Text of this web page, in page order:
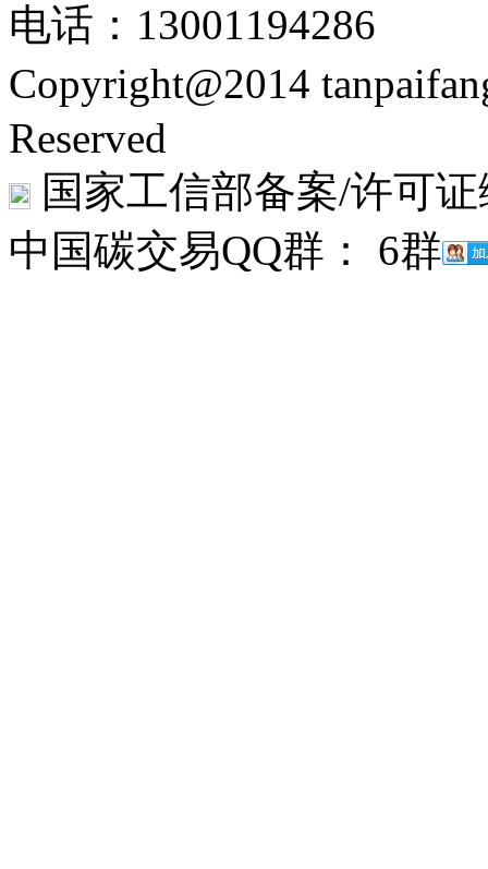
电话：13001194286
Copyright@2014
Reserved
国家工信部备案/许可
中国碳交易QQ群： 6群